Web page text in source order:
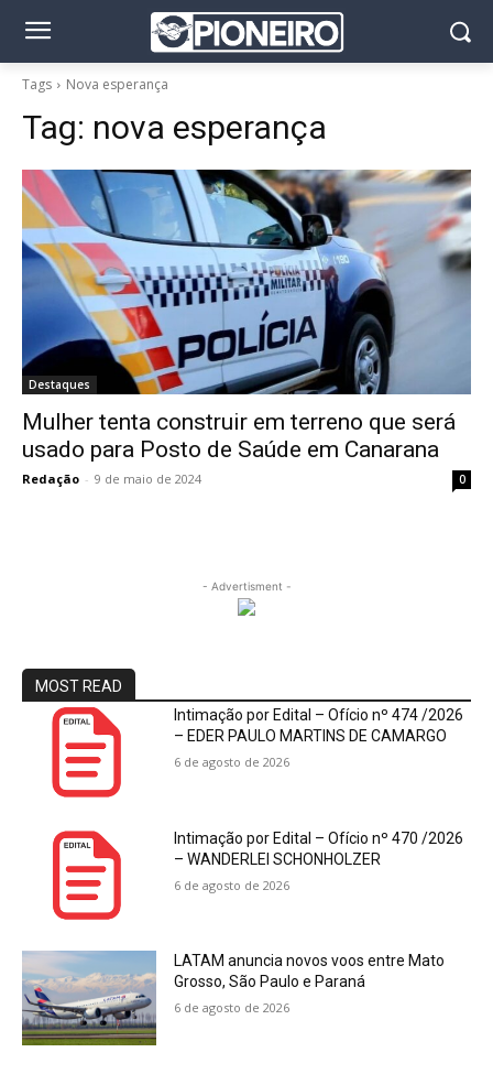
Tags Nova esperança
Tag: nova esperança
Destaques
Mulher tenta construir em terreno que será
usado para Posto de Saúde em Canarana
Redação - 9 de maio de 2024 0
- Advertisment -
MOST READ
Intimação por Edital – Ofício nº 474 /2026
– EDER PAULO MARTINS DE CAMARGO
6 de agosto de 2026
Intimação por Edital – Ofício nº 470 /2026
– WANDERLEI SCHONHOLZER
6 de agosto de 2026
LATAM anuncia novos voos entre Mato
Grosso, São Paulo e Paraná
6 de agosto de 2026